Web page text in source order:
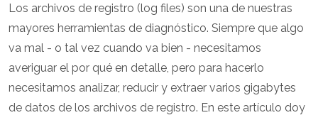
Los archivos de registro (log files) son una de nuestras
mayores herramientas de diagnóstico. Siempre que algo
va mal - o tal vez cuando va bien - necesitamos
averiguar el por qué en detalle, pero para hacerlo
necesitamos analizar, reducir y extraer varios gigabytes
de datos de los archivos de registro. En este artículo doy